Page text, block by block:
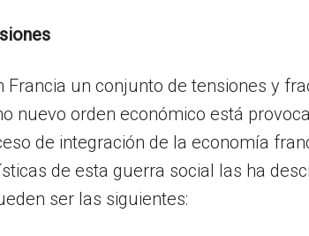
Francia un conjunto de tensiones y
nuevo orden económico está
de integración de la economía
de esta guerra social las ha
ser las siguientes: